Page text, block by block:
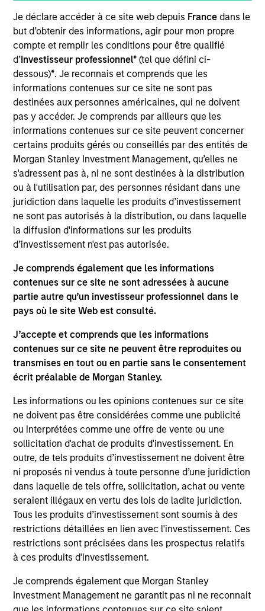
Je déclare accéder à ce site web depuis France dans le
but d’obtenir des informations, agir pour mon propre
compte et remplir les conditions pour être qualifié
d’Investisseur professionnel*(tel que défini ci-
dessous)*. Je reconnais et comprends que les
informations contenues sur ce site ne sont pas
destinées aux personnes américaines, qui ne doivent
pas y accéder. Je comprends par ailleurs que les
informations contenues sur ce site peuvent concerner
certains produits gérés ou conseillés par des entités de
Morgan Stanley Investment Management, qu’elles ne
s'adressent pas à, ni ne sont destinées à la distribution
ou à l'utilisation par, des personnes résidant dans une
juridiction dans laquelle les produits d’investissement
ne sont pas autorisés à la distribution, ou dans laquelle
la diffusion d'informations sur les produits
d’investissement n'est pas autorisée.
Je comprends également que les informations
contenues sur ce site ne sont adressées à aucune
partie autre qu’un investisseur professionnel dans le
pays où le site Web est consulté.
J’accepte et comprends que les informations
contenues sur ce site ne peuvent être reproduites ou
transmises en tout ou en partie sans le consentement
écrit préalable de Morgan Stanley.
Les informations ou les opinions contenues sur ce site
ne doivent pas être considérées comme une publicité
ou interprétées comme une offre de vente ou une
sollicitation d'achat de produits d'investissement. En
outre, de tels produits d’investissement ne doivent être
ni proposés ni vendus à toute personne d’une juridiction
dans laquelle de tels offre, sollicitation, achat ou vente
seraient illégaux en vertu des lois de ladite juridiction.
Tous les produits d’investissement sont soumis à des
restrictions détaillées en lien avec l'investissement. Ces
restrictions sont précisées dans les prospectus relatifs
à ces produits d'investissement.
Je comprends également que Morgan Stanley
Investment Management ne garantit pas ni ne reconnait
Invested on
Feb 2022
Community is an application to person short
message service technology platform that leverages
human-assisted-AI to create personalized and
authentic conversations.
View Current Employment Opportunities
View Site
Investment Team
Morgan Stanley Next Level
As of July 25, 2025. The above is provided for informational
and educational purposes only. There is no guarantee that
the investment mentioned resulted in positive performance
(for realized holdings), or will perform well in the future (for
current holdings). The trademarks and service marks above
are the property of their respective owners. The information
on this website has not been authorized, sponsored, or
otherwise approved by such owners. By clicking on any
links shown here, you agree that you are navigating to a
third party site. We are providing these hyperlinks to you
only as a convenience and the inclusion of any hyperlink is
not and does not imply any endorsement, approval,
investigation, verification or monitoring by us of any
information contained in any hyperlinked site. In no event
shall we be responsible for the information contained on
the site or your use of such site.